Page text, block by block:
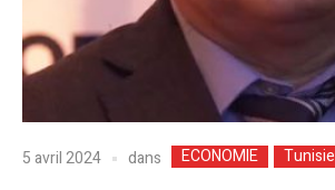
5 avril 2024 dans ECONOMIE Tunisie